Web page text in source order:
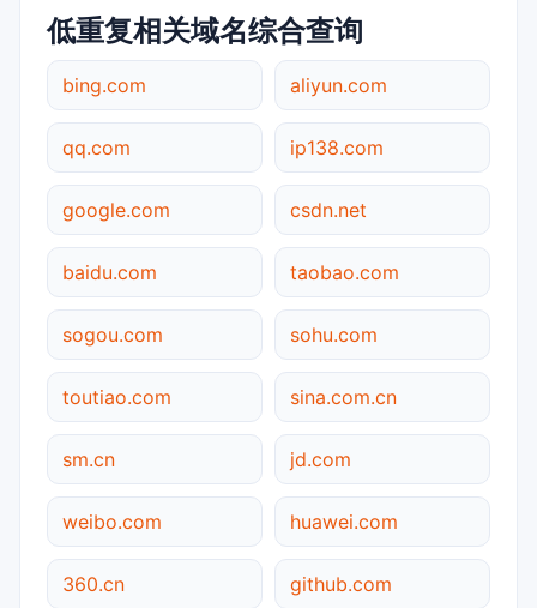
低重复相关域名综合查询
bing.com aliyun.com
qq.com ip138.com
google.com csdn.net
baidu.com taobao.com
sogou.com sohu.com
toutiao.com sina.com.cn
sm.cn jd.com
weibo.com huawei.com
360.cn github.com